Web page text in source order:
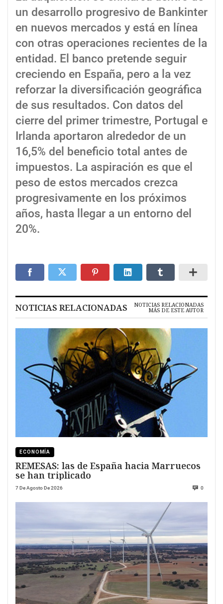
un desarrollo progresivo de Bankinter
en nuevos mercados y está en línea
con otras operaciones recientes de la
entidad. El banco pretende seguir
creciendo en España, pero a la vez
reforzar la diversificación geográfica
de sus resultados. Con datos del
cierre del primer trimestre, Portugal e
Irlanda aportaron alrededor de un
16,5% del beneficio total antes de
impuestos. La aspiración es que el
peso de estos mercados crezca
progresivamente en los próximos
años, hasta llegar a un entorno del
20%.
NOTICIAS RELACIONADAS NOTICIAS RELACIONADAS
MÁS DE ESTE AUTOR
ECONOMÍA
REMESAS: las de España hacia Marruecos
se han triplicado
7 De Agosto De 2026 0